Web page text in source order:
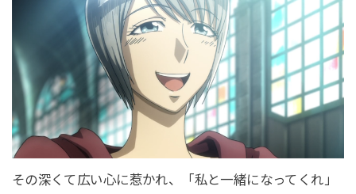
その深くて広い心に惹かれ、「私と一緒になってくれ」